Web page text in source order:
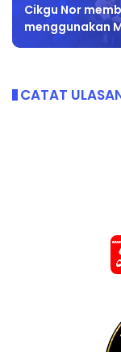
Cikgu Nor
menggunakan
CATAT